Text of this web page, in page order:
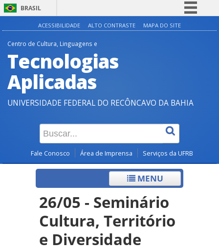
BRASIL
Simplifique!
Canais
ACESSIBILIDADE ALTO CONTRASTE MAPA DO SITE
Centro de Cultura, Linguagens e
Tecnologias
Aplicadas
UNIVERSIDADE FEDERAL DO RECÔNCAVO DA BAHIA
Fale Conosco Área de Imprensa Serviços da UFRB
MENU
26/05 - Seminário
Cultura, Território
e Diversidade